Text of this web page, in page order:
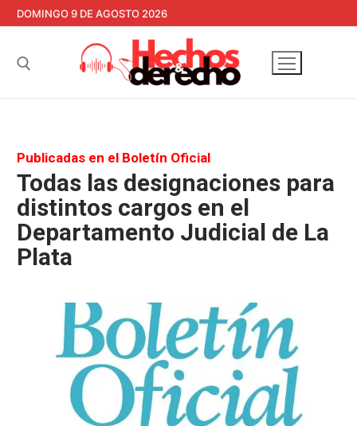
contenido
DOMINGO 9 DE AGOSTO 2026
Publicadas en el Boletín Oficial
Todas las designaciones para
distintos cargos en el
Departamento Judicial de La
Plata